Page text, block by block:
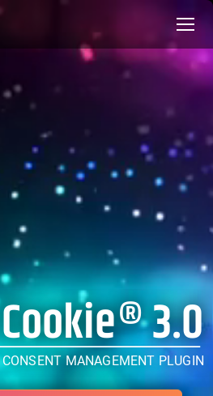
Cookie®3.0
CONSENT MANAGEMENT PLUGIN